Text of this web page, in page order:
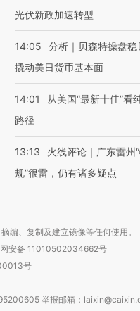
光伏新政加速转型
14:05
分析｜贝森特操盘
撬动美日货币基本面
14:01
从美国“最新十佳”看
路径
13:13
火线评论｜广东雷州
规”很雷，仍有诸多疑点
编、复制及建立镜像等任何使用。
安备 11010502034662号
号
举报邮箱：